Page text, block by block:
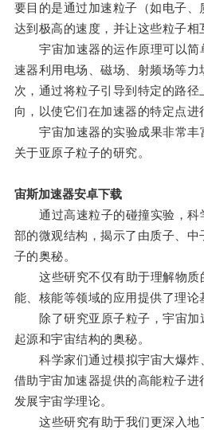
要目的是通过加速粒子（如电子
达到极高的速度，并让这些粒子相
宇宙加速器的运作原理可以简
速器利用电场、磁场、射频场等
次，通过将粒子引导到特定的路
向，以使它们在加速器的特定点进
宇宙加速器的实验成果非常丰
关于亚原子粒子的研究。
宙斯加速器安卓下载
通过高速粒子的碰撞实验，科
部的微观结构，揭示了由质子、
子的奥秘。
这些研究不仅有助于理解物质
能、核能等领域的应用提供了理论
除了研究亚原子粒子，宇宙加
起源和宇宙结构的奥秘。
科学家们通过模拟宇宙大爆炸
借助宇宙加速器提供的高能粒子
发展宇宙学理论。
这些研究有助于我们更深入地